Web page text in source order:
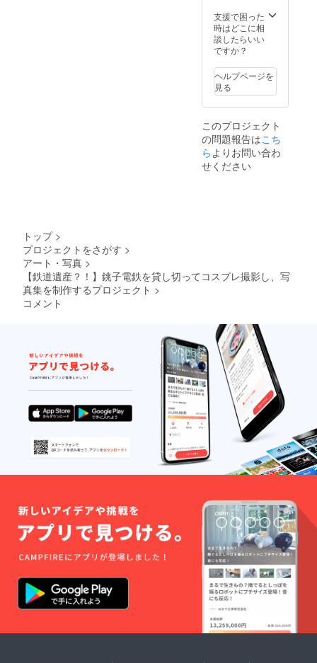
支援で困った
時はどこに相
談したらいい
ですか？
ヘルプページを
見る
このプロジェクト
の問題報告はこち
ら よりお問い合わ
せください
トップ >
プロジェクトをさがす >
アート・写真 >
【鉄道遺産？！】銚子電鉄を貸し切ってコスプレ撮影し、写
真集を制作するプロジェクト >
コメント